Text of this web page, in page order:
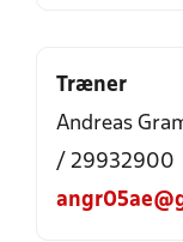
Træner
Andreas
/ 29932900